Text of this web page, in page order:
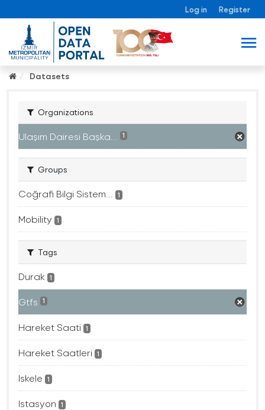
Log in Register
Datasets
Organizations
Ulaşım Dairesi Başka... 1
Groups
Coğrafi Bilgi Sistem... 1
Mobility 1
Tags
Durak 1
Gtfs 1
Hareket Saati 1
Hareket Saatleri 1
Iskele 1
Istasyon 1